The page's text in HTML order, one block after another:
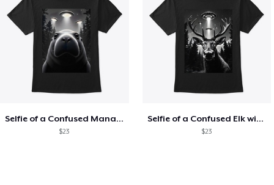
Selfie of a Confused Manatee with UFOs
$23
Selfie of a Confused Elk with UFOs
$23